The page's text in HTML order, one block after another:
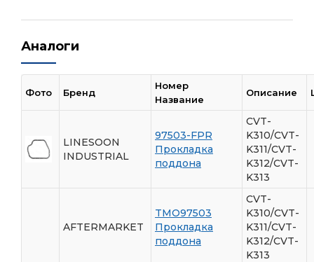
Аналоги
Фото Бренд
Номер
Название
Описание
LINESOON
INDUSTRIAL
97503-FPR
Прокладка
поддона
CVT-
K310/CVT-
K311/CVT-
K312/CVT-
K313
AFTERMARKET
TMO97503
Прокладка
поддона
CVT-
K310/CVT-
K311/CVT-
K312/CVT-
K313